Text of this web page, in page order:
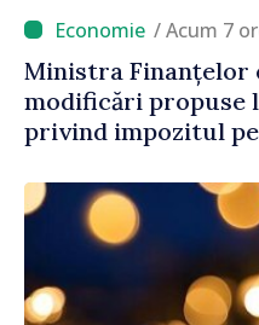
/ Acum 7
Ministra Finanțelor
modificări propuse
privind impozitul